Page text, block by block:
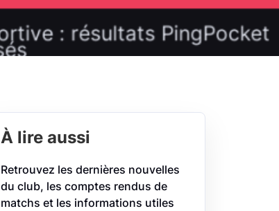
À lire aussi
Retrouvez les dernières nouvelles
du club, les comptes rendus de
matchs et les informations utiles